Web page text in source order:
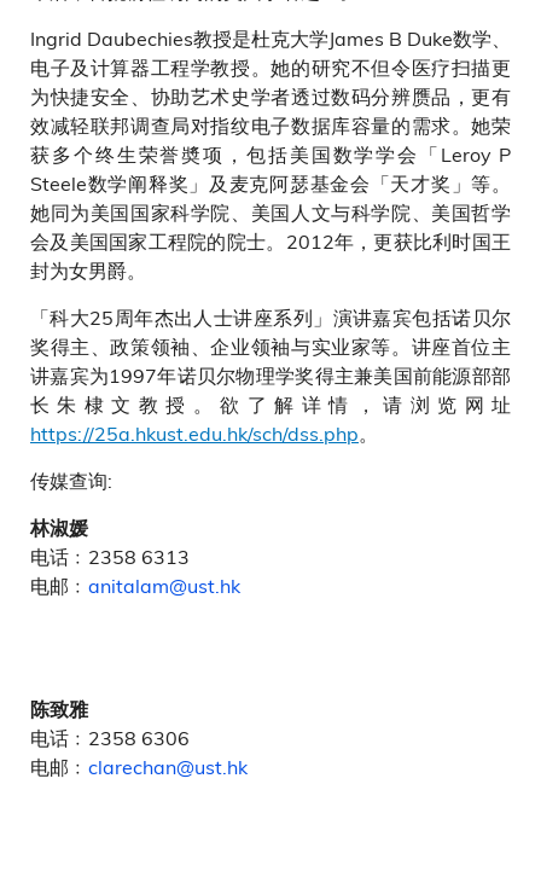
Ingrid Daubechies教授是杜克大学James B Duke数学、
电子及计算器工程学教授。她的研究不但令医疗扫描更
为快捷安全、协助艺术史学者透过数码分辨赝品，更有
效减轻联邦调查局对指纹电子数据库容量的需求。她荣
获多个终生荣誉奬项，包括美国数学学会「Leroy P
Steele数学阐释奖」及麦克阿瑟基金会「天才奖」等。
她同为美国国家科学院、美国人文与科学院、美国哲学
会及美国国家工程院的院士。2012年，更获比利时国王
封为女男爵。
「科大25周年杰出人士讲座系列」演讲嘉宾包括诺贝尔
奖得主、政策领袖、企业领袖与实业家等。讲座首位主
讲嘉宾为1997年诺贝尔物理学奖得主兼美国前能源部部
长朱棣文教授。欲了解详情，请浏览网址
https://25a.hkust.edu.hk/sch/dss.php。
传媒查询:
林淑媛
电话﹕2358 6313
电邮﹕ anitalam@ust.hk
陈致雅
电话﹕2358 6306
电邮﹕ clarechan@ust.hk